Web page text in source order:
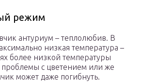
режим
антуриум – теплолюбив. В
низкая температура –
более низкой температуры
проблемы с цветением или же
может даже погибнуть.